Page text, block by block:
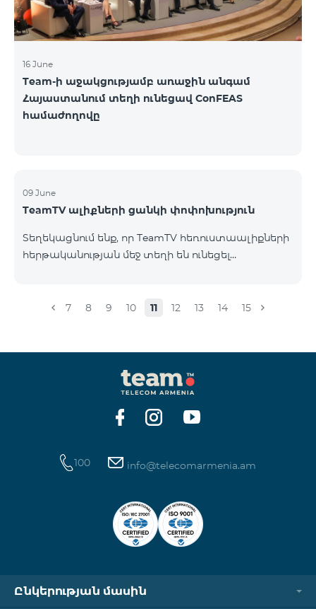
16 June
Team-ի աջակցությամբ առաջին անգամ
Հայաստանում տեղի ունեցավ ConFEAS
համաժողովը
09 June
TeamTV ալիքների ցանկի փոփոխություն
Տեղեկացնում ենք, որ TeamTV հեռուստաալիքների
հերթականության մեջ տեղի են ունեցել
համապատասխան։Մանրամասներին կարող եք
7 8 9 10 11 12 13 14 15
100 info@telecomarmenia.am
Ընկերության մասին